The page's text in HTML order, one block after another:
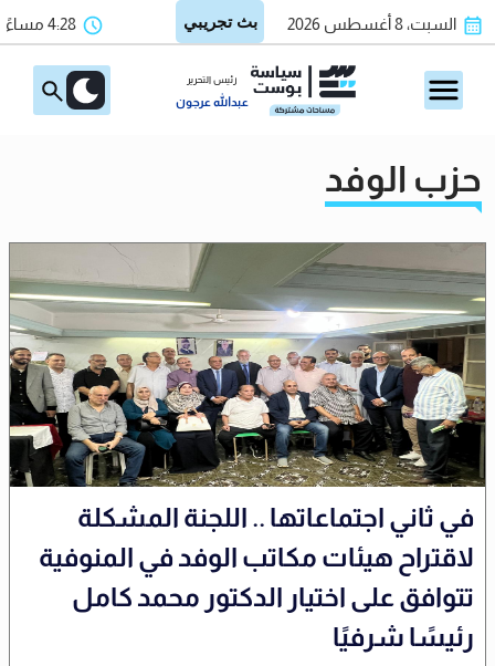
السبت، 8 أغسطس 2026 4:28 مساءً
رئيس التحرير
عبدالله عرجون
حزب الوفد
في ثاني اجتماعاتها .. اللجنة المشكلة
لاقتراح هيئات مكاتب الوفد في المنوفية
تتوافق على اختيار الدكتور محمد كامل
رئيسًا شرفيًا